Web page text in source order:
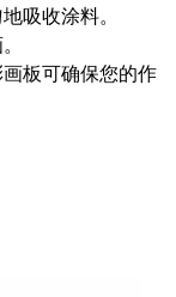
吸收涂料。
板可确保您的作